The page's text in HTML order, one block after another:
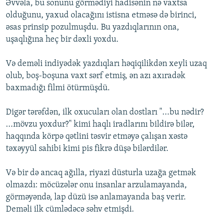
Əvvəla, bu sonunu görmədiyi hadisənin nə vaxtsa
olduğunu, yaxud olacağını istisna etməsə də birinci,
əsas prinsip pozulmuşdu. Bu yazdıqlarının ona,
uşaqlığına heç bir dəxli yoxdu.
Və deməli indiyədək yazdıqları həqiqilikdən xeyli uzaq
olub, boş-boşuna vaxt sərf etmiş, ən azı axıradək
baxmadığı filmi ötürmüşdü.
Digər tərəfdən, ilk oxucuları olan dostları "...bu nədir?
...mövzu yoxdur?" kimi haqlı iradlarını bildirə bilər,
haqqında körpə qətlini təsvir etməyə çalışan xəstə
təxəyyül sahibi kimi pis fikrə düşə bilərdilər.
Və bir də ancaq ağılla, riyazi düsturla uzağa getmək
olmazdı: möcüzələr onu insanlar arzulamayanda,
görməyəndə, lap düzü isə anlamayanda baş verir.
Deməli ilk cümlədəcə səhv etmişdi.